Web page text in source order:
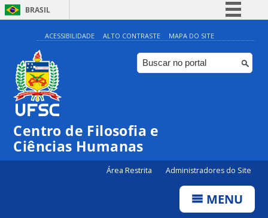
BRASIL
Simplifique!
Comunica BR
Participe
ACESSIBILIDADE ALTO CONTRASTE MAPA DO SITE
Centro de Filosofia e
Ciências Humanas
Área Restrita Administradores do Site
MENU